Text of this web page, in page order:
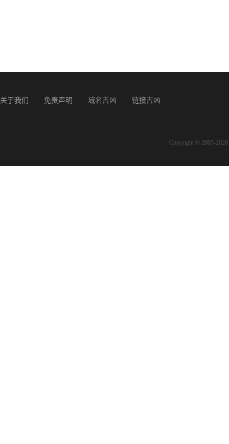
关于我们 免责声明 域名吉凶 链接吉凶
Copyright © 2005-